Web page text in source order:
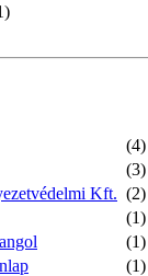
(4)
(3)
Kft. (2)
(1)
(1)
(1)